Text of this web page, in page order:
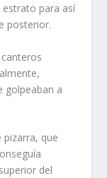
para así
posterior.
golpeaban a
pizarra, que
del